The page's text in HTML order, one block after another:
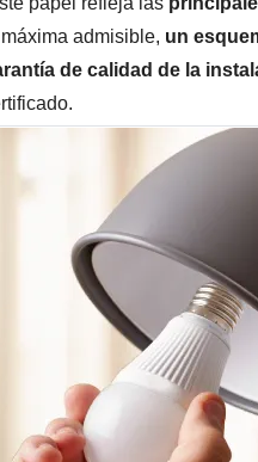
máxima admisible, un
de calidad de la